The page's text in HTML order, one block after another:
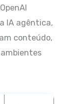
IA agêntica,
conteúdo,